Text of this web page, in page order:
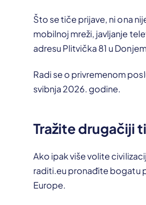
Što se tiče prijave, ni ona
mobilnoj mreži, javljanje
adresu Plitvička 81 u
Radi se o privremenom
svibnja 2026. godine.
Tražite drugačiji
Ako ipak više volite
raditi.eu pronađite bogatu
Europe.